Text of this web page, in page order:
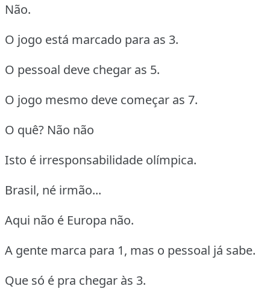
Não.
O jogo está marcado para as 3.
O pessoal deve chegar as 5.
O jogo mesmo deve começar as 7.
O quê? Não não
Isto é irresponsabilidade olímpica.
Brasil, né irmão...
Aqui não é Europa não.
A gente marca para 1, mas o pessoal já sabe.
Que só é pra chegar às 3.